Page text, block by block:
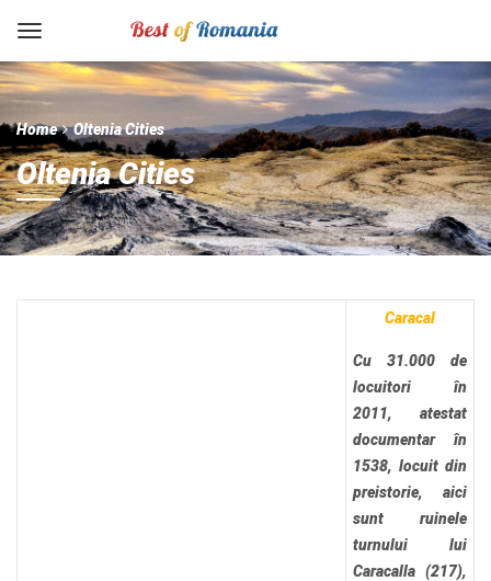
Home Oltenia Cities
Oltenia Cities
Caracal
Cu 31.000 de
locuitori în
2011, atestat
documentar în
1538, locuit din
preistorie, aici
sunt ruinele
turnului lui
Caracalla (217),